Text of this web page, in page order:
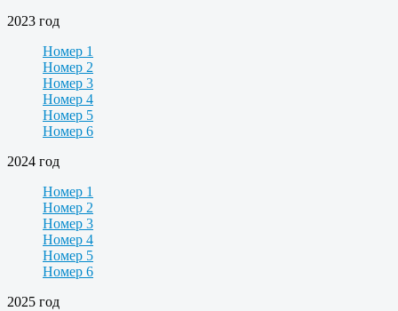
2023 год
Номер 1
Номер 2
Номер 3
Номер 4
Номер 5
Номер 6
2024 год
Номер 1
Номер 2
Номер 3
Номер 4
Номер 5
Номер 6
2025 год